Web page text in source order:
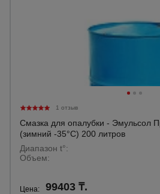
1 отзыв
Смазка для опалубки - Эмульсол
(зимний -35°C) 200 литров
Диапазон t°:
Объем:
Цена: 99403 ₸.